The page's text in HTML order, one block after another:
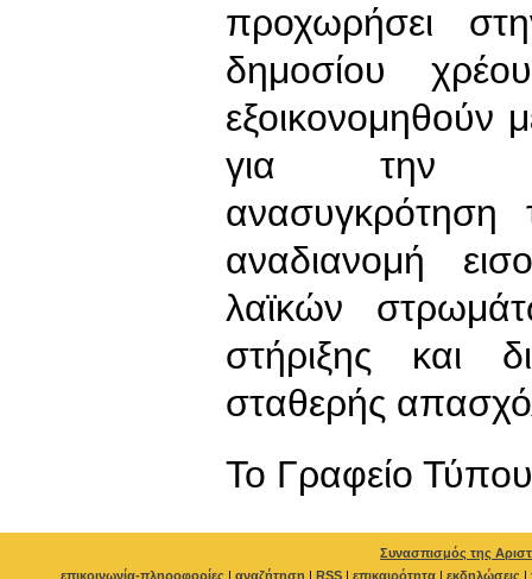
προχωρήσει
δημοσίου
εξοικονομηθούν
για την
ανασυγκρότηση
αναδιανομή
λαϊκών
στήριξης και
σταθερής
To Γραφείο Τύπου
Συνασπισμός της
επικοινωνία-πληροφορίες | αναζήτηση | RSS | επικαιρότητα | εκδηλώσεις |